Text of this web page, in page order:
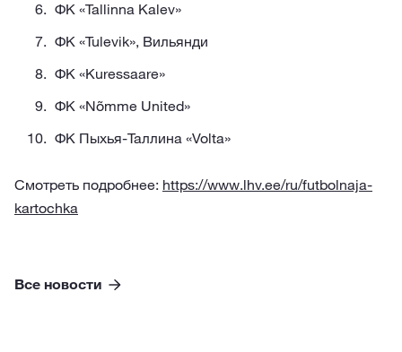
ФК «Tallinna Kalev»
ФК «Tulevik», Вильянди
ФК «Kuressaare»
ФК «Nõmme United»
ФК Пыхья-Таллина «Volta»
Смотреть подробнее: https://www.lhv.ee/ru/futbolnaja-
kartochka
Все новости